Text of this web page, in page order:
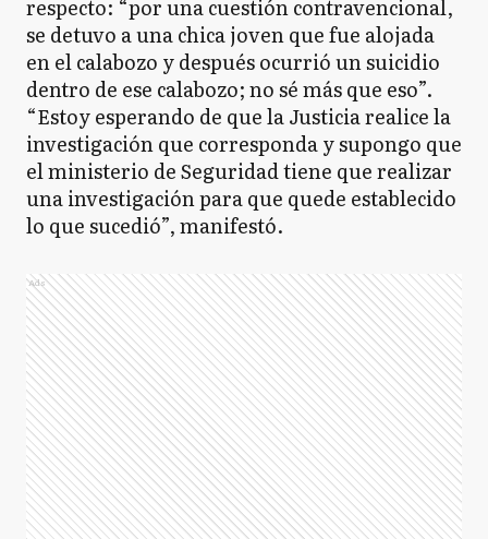
respecto: “por una cuestión contravencional,
se detuvo a una chica joven que fue alojada
en el calabozo y después ocurrió un suicidio
dentro de ese calabozo; no sé más que eso”.
“Estoy esperando de que la Justicia realice la
investigación que corresponda y supongo que
el ministerio de Seguridad tiene que realizar
una investigación para que quede establecido
lo que sucedió”, manifestó.
Ads